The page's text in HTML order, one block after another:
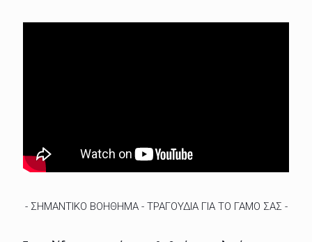
- ΣΗΜΑΝΤΙΚΟ ΒΟΗΘΗΜΑ - ΤΡΑΓΟΥΔΙΑ ΓΙΑ ΤΟ ΓΑΜΟ ΣΑΣ -